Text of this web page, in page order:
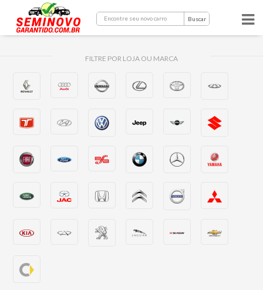
Buscar
FILTRE POR LOJA OU MARCA